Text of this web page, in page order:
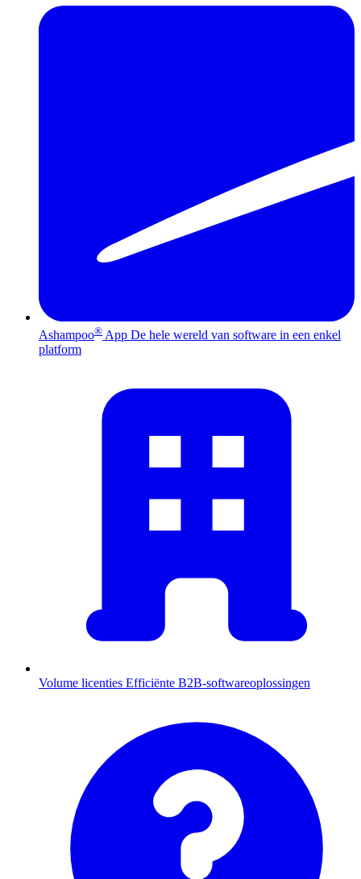
Ashampoo® App De hele wereld van software in een enkel
platform
Volume licenties Efficiënte B2B-softwareoplossingen